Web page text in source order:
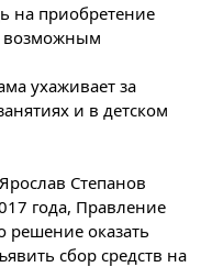
на приобретение
возможным
ухаживает за
и в детском
Степанов
года, Правление
оказать
сбор средств на